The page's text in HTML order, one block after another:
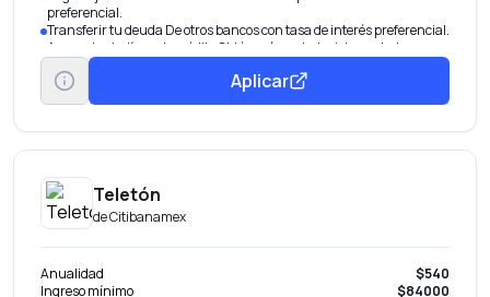
preferencial.
Transferir tu deuda De otros bancos con tasa de interés preferencial.
Aumentar tu línea de crédito Obtén más en tu tarjeta por tu buen
historial.
Aplicar
Teletón
deCitibanamex
Anualidad
$540
Ingreso mínimo
$84000